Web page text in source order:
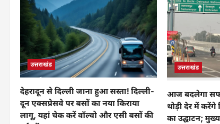
उत्तराखंड
देहरादून से दिल्ली जाना हुआ सस्ता! दिल्ली-
दून एक्सप्रेसवे पर बसों का नया किराया
लागू, यहां चेक करें वॉल्वो और एसी बसों की
उत्तराखंड
आज बदलेगा
थोड़ी देर में करेंगे
का उद्घाटन;